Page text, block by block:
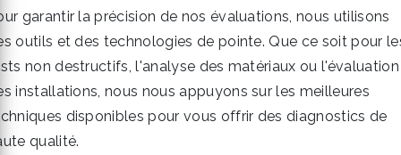
garantir la précision de nos évaluations, nous utilisons
outils et des technologies de pointe. Que ce soit pour
non destructifs, l'analyse des matériaux ou l'évaluation
installations, nous nous appuyons sur les meilleures
disponibles pour vous offrir des diagnostics de
qualité.